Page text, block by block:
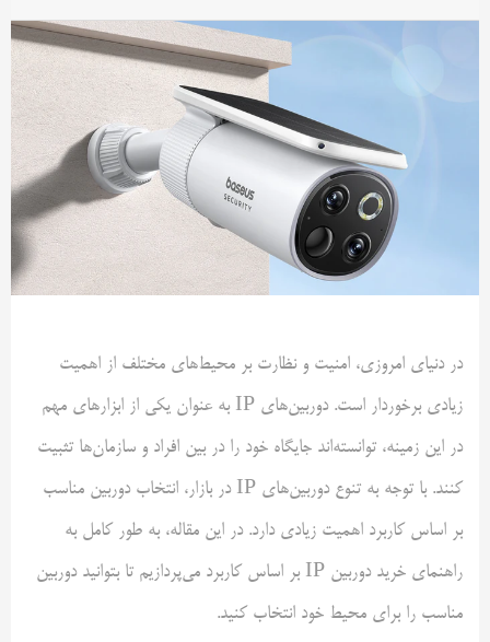
در دنیای امروزی، امنیت و نظارت بر محیط‌های مختلف از اهمیت
زیادی برخوردار است. دوربین‌های IP به عنوان یکی از ابزارهای مهم
در این زمینه، توانسته‌اند جایگاه خود را در بین افراد و سازمان‌ها تثبیت
کنند. با توجه به تنوع دوربین‌های IP در بازار، انتخاب دوربین مناسب
بر اساس کاربرد اهمیت زیادی دارد. در این مقاله، به طور کامل به
راهنمای خرید دوربین IP بر اساس کاربرد می‌پردازیم تا بتوانید دوربین
مناسب را برای محیط خود انتخاب کنید.